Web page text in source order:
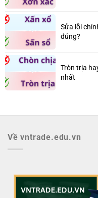
Sửa lỗi
đúng?
Tròn trịa
nhất
Về vntrade.edu.vn